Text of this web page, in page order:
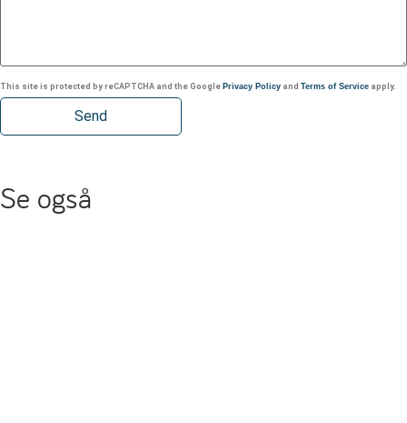
This site is protected by reCAPTCHA and the Google Privacy Policy and Terms of Service apply.
Se også